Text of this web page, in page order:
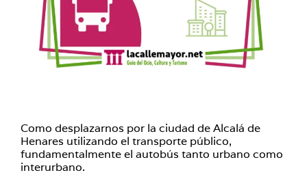
Como desplazarnos por la ciudad de Alcalá de
Henares utilizando el transporte público,
fundamentalmente el autobús tanto urbano como
interurbano.